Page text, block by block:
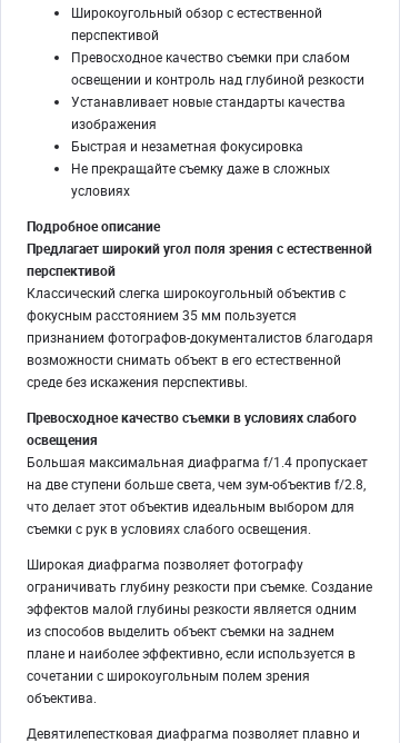
Широкоугольный обзор с естественной
перспективой
Превосходное качество съемки при слабом
освещении и контроль над глубиной резкости
Устанавливает новые стандарты качества
изображения
Быстрая и незаметная фокусировка
Не прекращайте съемку даже в сложных
условиях
Подробное описание
Предлагает широкий угол поля зрения с естественной
перспективой
Классический слегка широкоугольный объектив с
фокусным расстоянием 35 мм пользуется
признанием фотографов-документалистов благодаря
возможности снимать объект в его естественной
среде без искажения перспективы.
Превосходное качество съемки в условиях слабого
освещения
Большая максимальная диафрагма f/1.4 пропускает
на две ступени больше света, чем зум-объектив f/2.8,
что делает этот объектив идеальным выбором для
съемки с рук в условиях слабого освещения.
Широкая диафрагма позволяет фотографу
ограничивать глубину резкости при съемке. Создание
эффектов малой глубины резкости является одним
из способов выделить объект съемки на заднем
плане и наиболее эффективно, если используется в
сочетании с широкоугольным полем зрения
объектива.
Девятилепестковая диафрагма позволяет плавно и